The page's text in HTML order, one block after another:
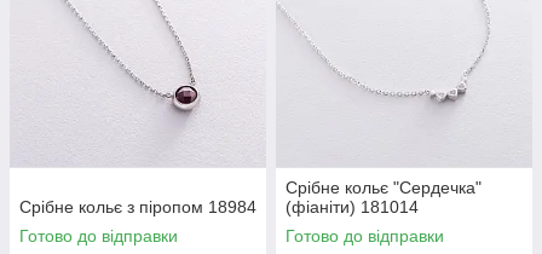
Срібне кольє з піропом 18984
Готово до відправки
Срібне кольє "Сердечка"
(фіаніти) 181014
Готово до відправки